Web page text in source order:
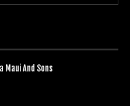
Maui And Sons